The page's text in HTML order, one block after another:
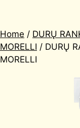
Home / DURŲ
MORELLI / DURŲ
MORELLI